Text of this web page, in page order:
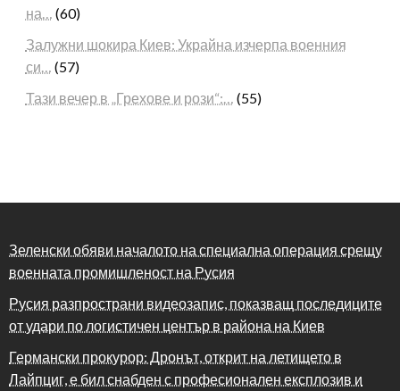
на… (60)
Залужни шокира Киев: Украйна изчерпа военния
си… (57)
Тази вечер в „Грехове и рози“:… (55)
Зеленски обяви началото на специална операция срещу
военната промишленост на Русия
Русия разпространи видеозапис, показващ последиците
от удари по логистичен център в района на Киев
Германски прокурор: Дронът, открит на летището в
Лайпциг, е бил снабден с професионален експлозив и